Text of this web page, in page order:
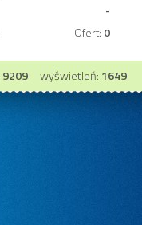
-
Ofert: 0
9209 wyświetleń: 1649